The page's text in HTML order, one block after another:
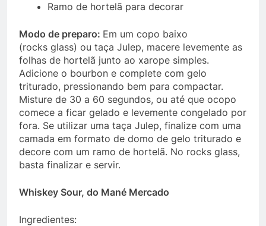
Ramo de hortelã para decorar
Modo de preparo: Em um copo baixo
(rocks glass) ou taça Julep, macere levemente as
folhas de hortelã junto ao xarope simples.
Adicione o bourbon e complete com gelo
triturado, pressionando bem para compactar.
Misture de 30 a 60 segundos, ou até que ocopo
comece a ficar gelado e levemente congelado por
fora. Se utilizar uma taça Julep, finalize com uma
camada em formato de domo de gelo triturado e
decore com um ramo de hortelã. No rocks glass,
basta finalizar e servir.
Whiskey Sour, do Mané Mercado
Ingredientes: